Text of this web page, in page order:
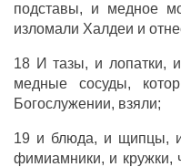
подставы, и медное
изломали Халдеи и
18 И тазы, и лопатки,
медные сосуды,
Богослужении, взяли;
19 и блюда, и щипцы,
фимиамники, и кружки,